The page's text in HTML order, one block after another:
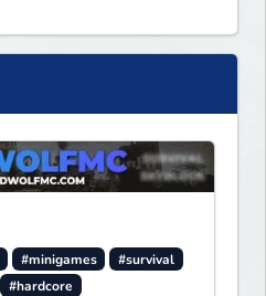
#minigames
#survival
#hardcore